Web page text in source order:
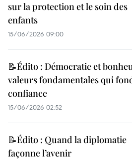
sur la protection et le soin des
enfants
15/06/2026 09:00
📝Édito : Démocratie et
valeurs fondamentales qui
confiance
15/06/2026 02:52
📝Édito : Quand la diplomatie
façonne l’avenir